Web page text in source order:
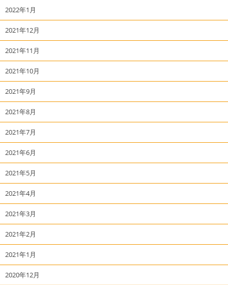
2022年1月
2021年12月
2021年11月
2021年10月
2021年9月
2021年8月
2021年7月
2021年6月
2021年5月
2021年4月
2021年3月
2021年2月
2021年1月
2020年12月